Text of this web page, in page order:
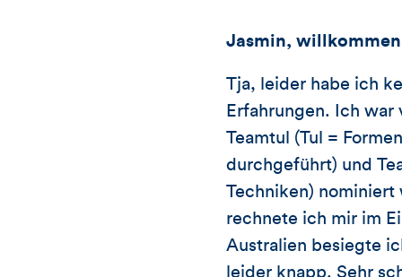
Jasmin,
Tja, leider habe ich
Erfahrungen. Ich war
Teamtul (Tul =
durchgeführt) und
Techniken) nominiert
rechnete ich mir im
Australien besiegte
leider knapp. Sehr